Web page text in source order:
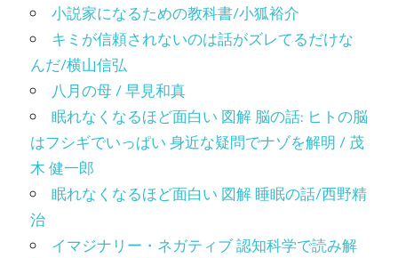
小説家になるための教科書/小狐裕介
キミが信頼されないのは話がズレてるだけな
んだ/横山信弘
八月の母 / 早見和真
眠れなくなるほど面白い 図解 脳の話: ヒトの脳
はフシギでいっぱい 身近な疑問でナゾを解明 / 茂
木 健一郎
眠れなくなるほど面白い 図解 睡眠の話/西野精
治
イマジナリー・ネガティブ 認知科学で読み解